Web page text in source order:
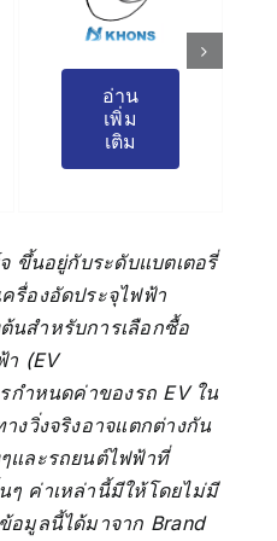
อ่าน
เพิ่ม
เติม
ขึ้นอยู่กับระดับแบตเตอรี่
รื่องอัดประจุไฟฟ้า
นสำหรับการเลือกซื้อ
า (EV
กำหนดค่าของรถ EV ใน
งวิ่งจริงอาจแตกต่างกัน
และรถยนต์ไฟฟ้าที่
ๆ ค่าเหล่านี้มีให้โดยไม่มี
อมูลนี้ได้มาจาก Brand